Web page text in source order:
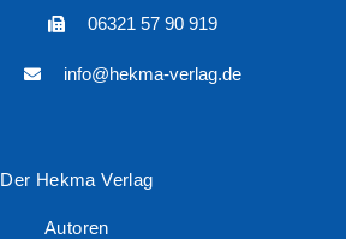
06321 57 90 919
info@hekma-verlag.de
Der Hekma Verlag
Autoren